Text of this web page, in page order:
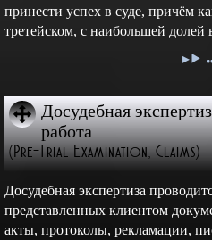
принести успех в суде, причём
третейском, с наибольшей долей
Досудебная
работа
(Pre-Trial Examination, Claims)
Досудебная экспертиза
представленных клиентом
акты, протоколы, рекламации,